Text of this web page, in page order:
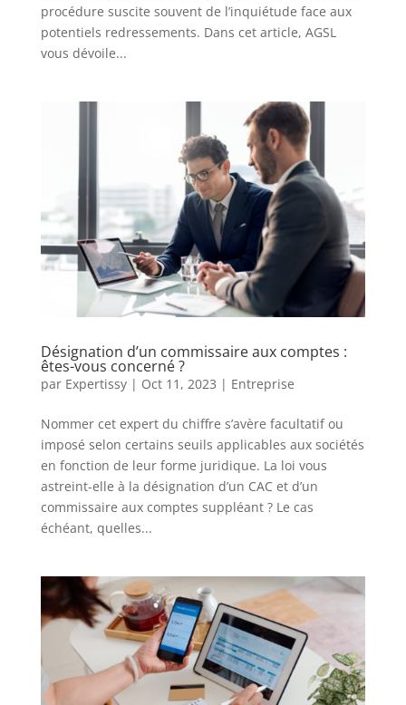
procédure suscite souvent de l’inquiétude face aux
potentiels redressements. Dans cet article, AGSL
vous dévoile...
Désignation d’un commissaire aux comptes :
êtes-vous concerné ?
par Expertissy| Oct 11, 2023 | Entreprise
Nommer cet expert du chiffre s’avère facultatif ou
imposé selon certains seuils applicables aux sociétés
en fonction de leur forme juridique. La loi vous
astreint-elle à la désignation d’un CAC et d’un
commissaire aux comptes suppléant ? Le cas
échéant, quelles...